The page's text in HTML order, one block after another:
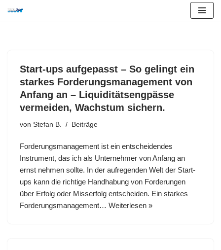
Start-ups aufgepasst – So gelingt ein
starkes Forderungsmanagement von
Anfang an – Liquiditätsengpässe
vermeiden, Wachstum sichern.
von Stefan B. Beiträge
Forderungsmanagement ist ein entscheidendes
Instrument, das ich als Unternehmer von Anfang an
ernst nehmen sollte. In der aufregenden Welt der Start-
ups kann die richtige Handhabung von Forderungen
über Erfolg oder Misserfolg entscheiden. Ein starkes
Forderungsmanagement… Weiterlesen »